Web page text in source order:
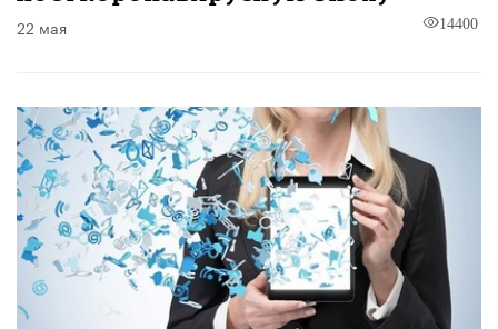
22 мая 14400